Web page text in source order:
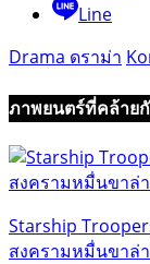
Line
Drama ดราม่า
ภาพยนตร์ที่คล้าย
Starship
สงครามหมื่นขาล่